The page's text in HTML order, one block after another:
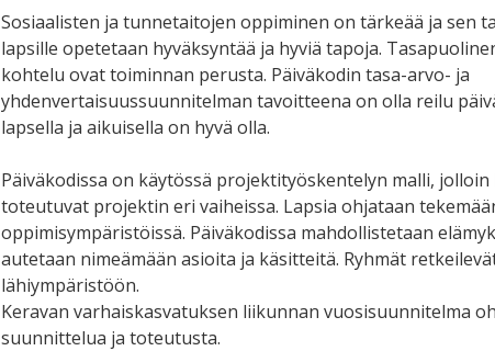
Sosiaalisten ja tunnetaitojen oppiminen on tärkeää ja sen
lapsille opetetaan hyväksyntää ja hyviä tapoja.
kohtelu ovat toiminnan perusta. Päiväkodin tasa-arvo- ja
yhdenvertaisuussuunnitelman tavoitteena on olla reilu
lapsella ja aikuisella on hyvä olla.
Päiväkodissa on käytössä projektityöskentelyn malli,
toteutuvat projektin eri vaiheissa. Lapsia ohjataan
oppimisympäristöissä. Päiväkodissa mahdollistetaan
autetaan nimeämään asioita ja käsitteitä. Ryhmät
lähiympäristöön.
Keravan varhaiskasvatuksen liikunnan vuosisuunnitelma
suunnittelua ja toteutusta.